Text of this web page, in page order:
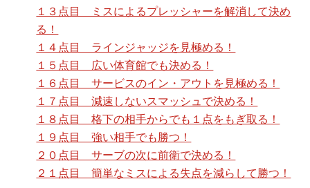
１３点目 ミスによるプレッシャーを解消して決め
る！
１４点目 ラインジャッジを見極める！
１５点目 広い体育館でも決める！
１６点目 サービスのイン・アウトを見極める！
１７点目 減速しないスマッシュで決める！
１８点目 格下の相手からでも１点をもぎ取る！
１９点目 強い相手でも勝つ！
２０点目 サーブの次に前衛で決める！
２１点目 簡単なミスによる失点を減らして勝つ！